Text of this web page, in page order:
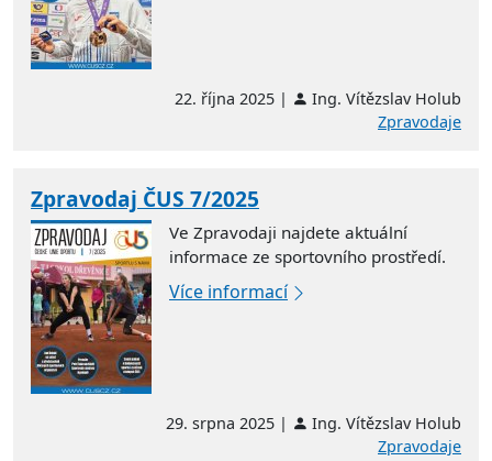
22. října 2025 |
Ing. Vítězslav Holub
Zpravodaje
Zpravodaj ČUS 7/2025
Ve Zpravodaji najdete aktuální
informace ze sportovního prostředí.
Více informací
29. srpna 2025 |
Ing. Vítězslav Holub
Zpravodaje